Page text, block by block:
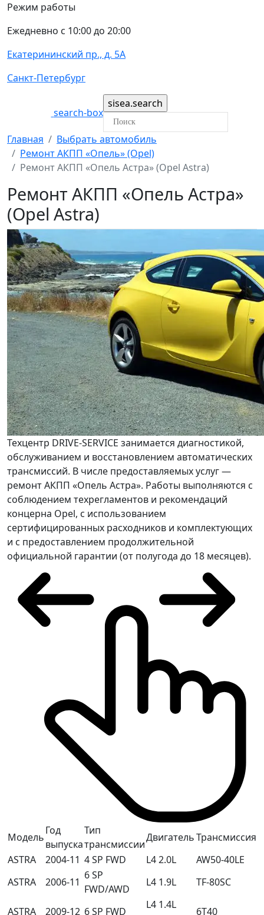
Режим работы
Ежедневно с 10:00 до 20:00
Екатерининский пр., д. 5А
Санкт-Петербург
search-box
Главная
Выбрать автомобиль
Ремонт АКПП «Опель» (Opel)
Ремонт АКПП «Опель Астра» (Opel Astra)
Ремонт АКПП «Опель Астра»
(Opel Astra)
Техцентр DRIVE-SERVICE занимается диагностикой,
обслуживанием и восстановлением автоматических
трансмиссий. В числе предоставляемых услуг —
ремонт АКПП «Опель Астра». Работы выполняются с
соблюдением техрегламентов и рекомендаций
концерна Opel, с использованием
сертифицированных расходников и комплектующих
и с предоставлением продолжительной
официальной гарантии (от полугода до 18 месяцев).
Модель
Год
выпуска
Тип
трансмиссии
ДвигательТрансмиссия
ASTRA
2004-11 4 SP FWD L4 2.0L
AW50-40LE
ASTRA
2006-11
6 SP
FWD/AWD
L4 1.9L TF-80SC
ASTRA 2009-12 6 SP FWD
L4 1.4L
6T40